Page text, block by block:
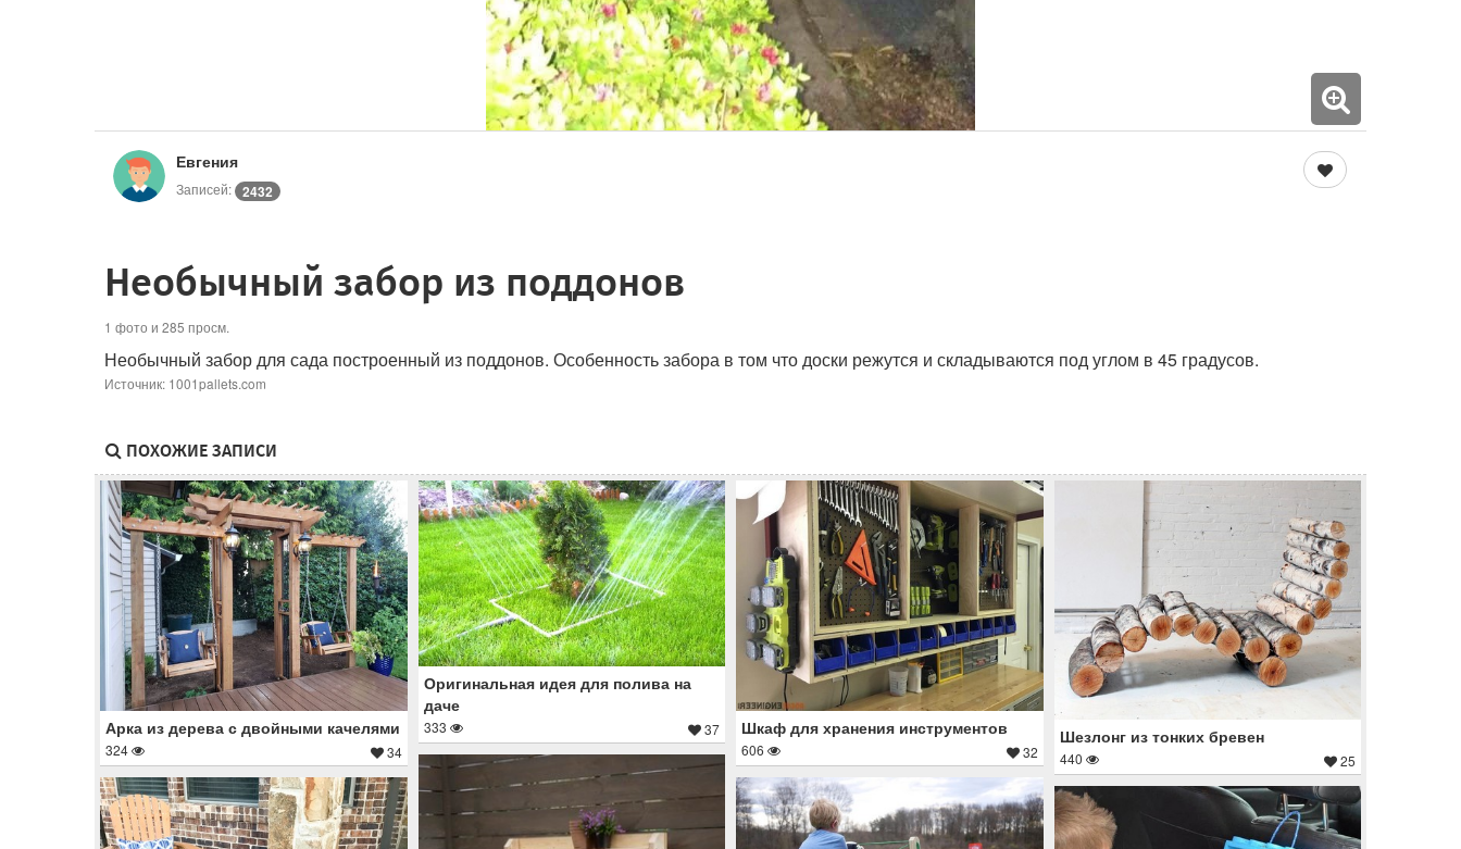
Евгения
Записей: 2432
Необычный забор из поддонов
1 фото и 285 просм.
Необычный забор для сада построенный из поддонов. Особенность забора в том что доски режутся и складываются под углом в 45 градусов.
Источник: 1001pallets.com
ПОХОЖИЕ ЗАПИСИ
Арка из дерева с двойными качелями
324 34
Оригинальная идея для полива на
даче
333 37 Шкаф для хранения инструментов
606 32
Шезлонг из тонких бревен
440 25